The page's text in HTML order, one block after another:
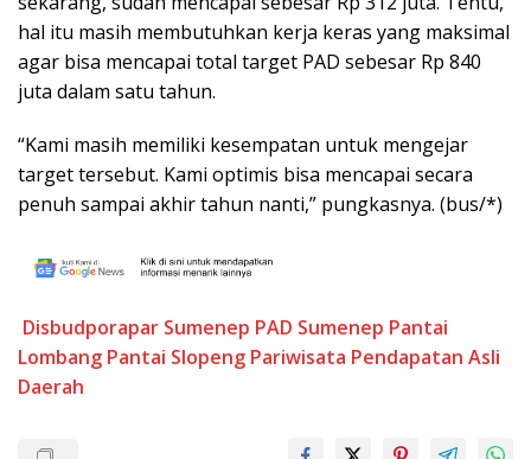
hal itu masih membutuhkan kerja keras yang maksimal
agar bisa mencapai total target PAD sebesar Rp 840
juta dalam satu tahun.
“Kami masih memiliki kesempatan untuk mengejar
target tersebut. Kami optimis bisa mencapai secara
penuh sampai akhir tahun nanti,” pungkasnya. (bus/*)
Disbudporapar Sumenep PAD Sumenep Pantai
Lombang Pantai Slopeng Pariwisata Pendapatan Asli
Daerah